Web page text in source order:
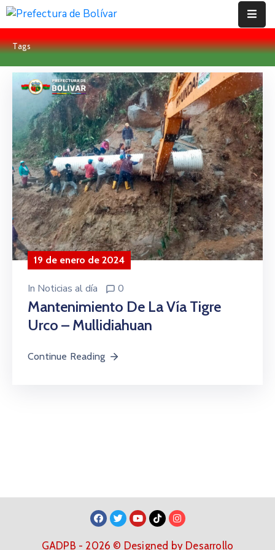
Inicio
Institución
Bolívar
Proyectos
Rendición
De
Cuentas
Transparencia
Contácto
Tags
19 de enero de 2024
In Noticias al día 0
Mantenimiento De La Vía Tigre
Urco – Mullidiahuan
Continue Reading
GADPB - 2026 © Designed by Desarrollo